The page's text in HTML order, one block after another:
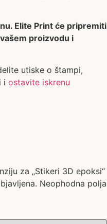
Elite Print će pripremiti
proizvodu i
utiske o štampi,
i ostavite iskrenu
za „Stikeri 3D epoksi“
Neophodna polja